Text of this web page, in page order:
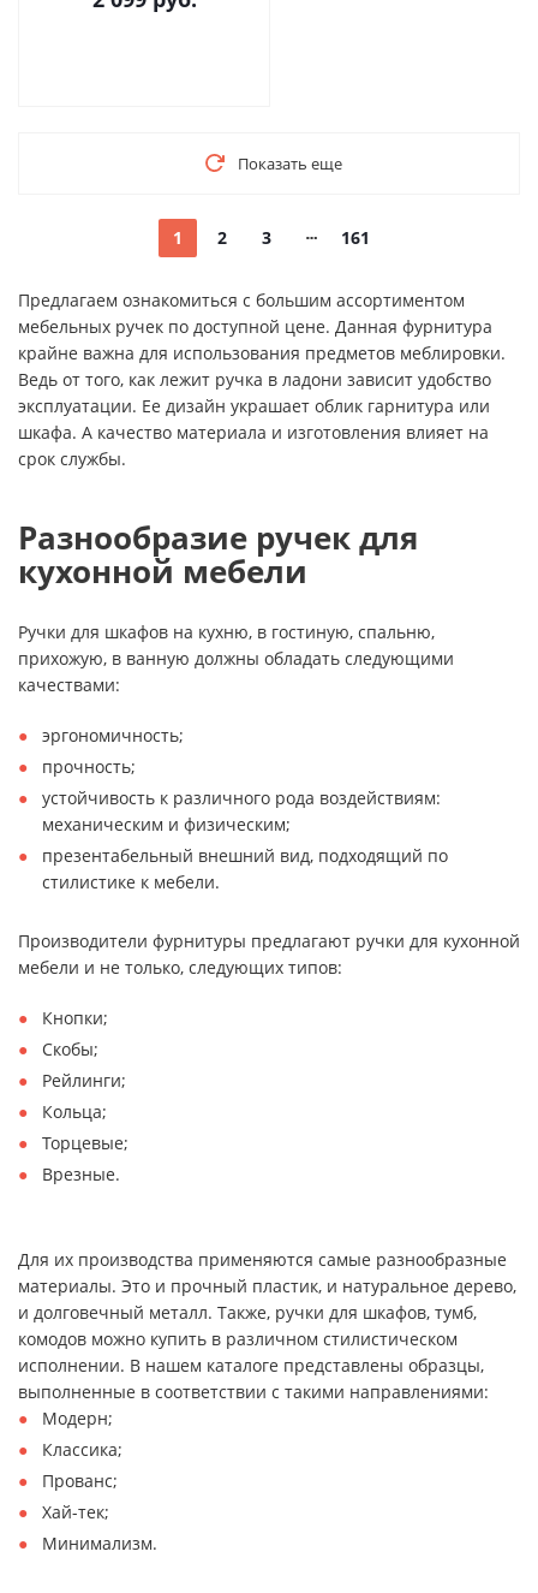
Показать еще
1 2 3 161
Предлагаем ознакомиться с большим ассортиментом
мебельных ручек по доступной цене. Данная фурнитура
крайне важна для использования предметов меблировки.
Ведь от того, как лежит ручка в ладони зависит удобство
эксплуатации. Ее дизайн украшает облик гарнитура или
шкафа. А качество материала и изготовления влияет на
срок службы.
Разнообразие ручек для
кухонной мебели
Ручки для шкафов на кухню, в гостиную, спальню,
прихожую, в ванную должны обладать следующими
качествами:
эргономичность;
прочность;
устойчивость к различного рода воздействиям:
механическим и физическим;
презентабельный внешний вид, подходящий по
стилистике к мебели.
Производители фурнитуры предлагают ручки для кухонной
мебели и не только, следующих типов:
Кнопки;
Скобы;
Рейлинги;
Кольца;
Торцевые;
Врезные.
Для их производства применяются самые разнообразные
материалы. Это и прочный пластик, и натуральное дерево,
и долговечный металл. Также, ручки для шкафов, тумб,
комодов можно купить в различном стилистическом
исполнении. В нашем каталоге представлены образцы,
выполненные в соответствии с такими направлениями:
Модерн;
Классика;
Прованс;
Хай-тек;
Минимализм.